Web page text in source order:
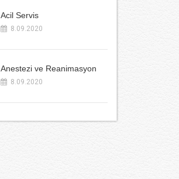
Acil Servis
8.09.2020
Anestezi ve Reanimasyon
8.09.2020